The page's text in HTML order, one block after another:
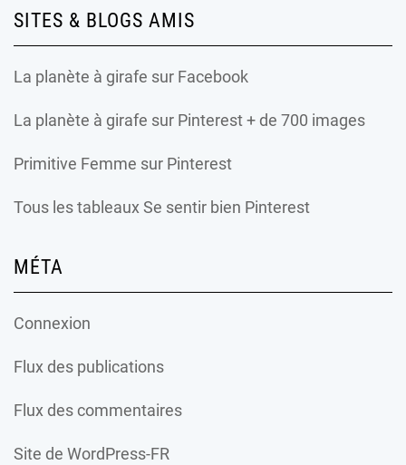
SITES & BLOGS AMIS
La planète à girafe sur Facebook
La planète à girafe sur Pinterest + de 700 images
Primitive Femme sur Pinterest
Tous les tableaux Se sentir bien Pinterest
MÉTA
Connexion
Flux des publications
Flux des commentaires
Site de WordPress-FR